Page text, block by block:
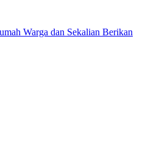
Warga dan Sekalian Berikan